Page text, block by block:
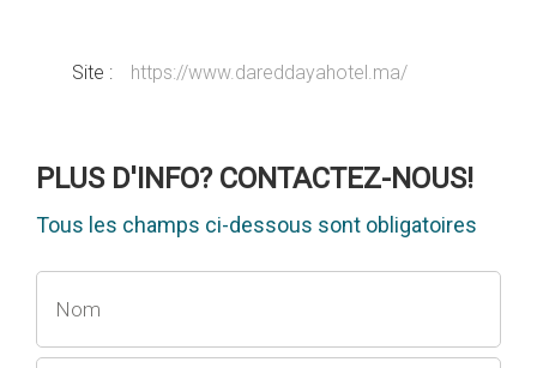
Site : https://www.dareddayahotel.ma/
PLUS D'INFO? CONTACTEZ-NOUS!
Tous les champs ci-dessous sont obligatoires